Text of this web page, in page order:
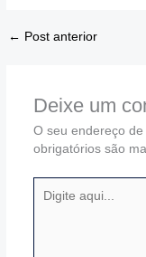
← Post anterior
Deixe um
O seu endereço
obrigatórios são
aqui...